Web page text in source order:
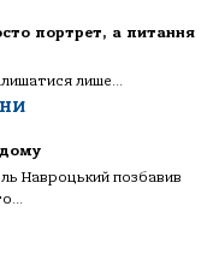
портрет, а питання
лише...
Навроцький позбавив